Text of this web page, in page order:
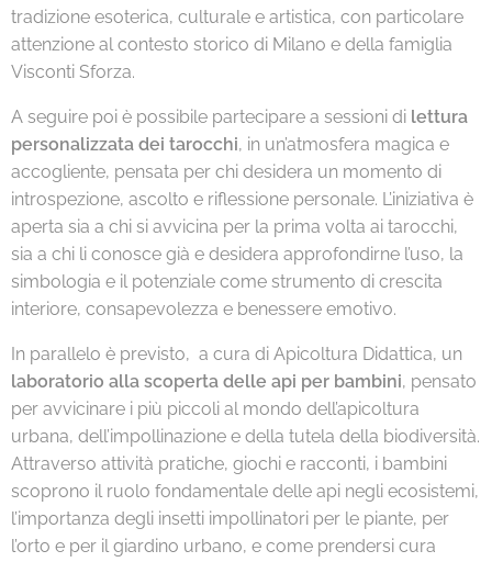
tradizione esoterica, culturale e artistica, con particolare
attenzione al contesto storico di Milano e della famiglia
Visconti Sforza.
A seguire poi è possibile partecipare a sessioni di lettura
personalizzata dei tarocchi, in un’atmosfera magica e
accogliente, pensata per chi desidera un momento di
introspezione, ascolto e riflessione personale. L’iniziativa è
aperta sia a chi si avvicina per la prima volta ai tarocchi,
sia a chi li conosce già e desidera approfondirne l’uso, la
simbologia e il potenziale come strumento di crescita
interiore, consapevolezza e benessere emotivo.
In parallelo è previsto, a cura di Apicoltura Didattica, un
laboratorio alla scoperta delle api per bambini, pensato
per avvicinare i più piccoli al mondo dell’apicoltura
urbana, dell’impollinazione e della tutela della biodiversità.
Attraverso attività pratiche, giochi e racconti, i bambini
scoprono il ruolo fondamentale delle api negli ecosistemi,
l’importanza degli insetti impollinatori per le piante, per
l’orto e per il giardino urbano, e come prendersi cura